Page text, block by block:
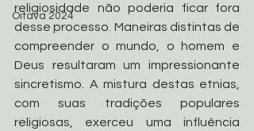
Oitava 2024
religiosidade não poderia ficar fora
desse processo. Maneiras distintas de
compreender o mundo, o homem e
Deus resultaram um impressionante
sincretismo. A mistura destas etnias,
com suas tradições populares
religiosas, exerceu uma influência